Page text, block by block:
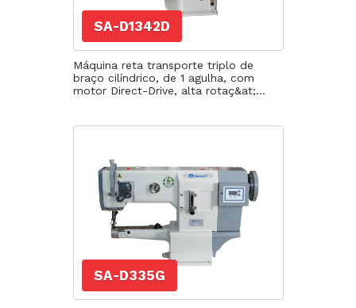
SA-D1342D
Máquina reta transporte triplo de
braço cilíndrico, de 1 agulha, com
motor Direct-Drive, alta rotaç&at;...
SA-D335G